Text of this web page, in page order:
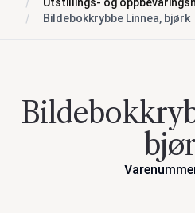
Bildebokkrybbe Linnea, bjørk